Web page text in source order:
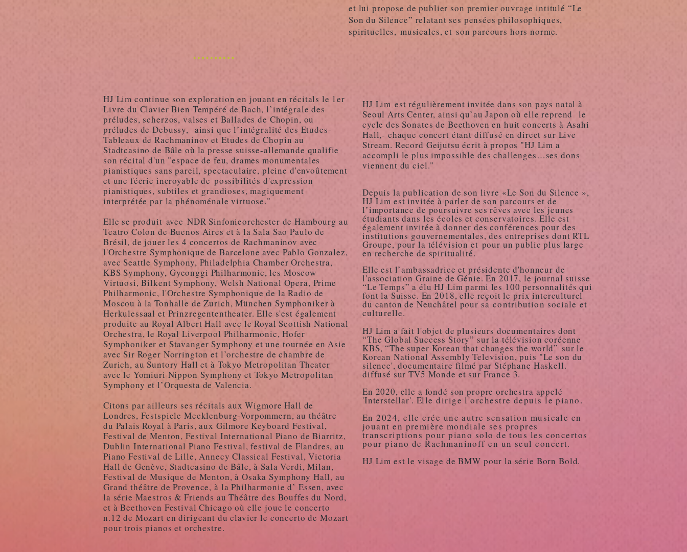
HJ Lim continue son exploration en jouant en récitals le 1er
Livre du Clavier Bien Tempéré de Bach, l’intégrale des
préludes, scherzos, valses et Ballades de Chopin, ou
préludes de Debussy, ainsi que l’intégralité des Etudes-
Tableaux de Rachmaninov et Etudes de Chopin au
Stadtcasino de Bâle où la presse suisse-allemande qualifie
son récital d'un "espace de feu, drames monumentales
pianistiques sans pareil, spectaculaire, pleine d'envoûtement
et une féerie incroyable de possibilités d'expression
pianistiques, subtiles et grandioses, magiquement
interprétée par la phénoménale virtuose."
Elle se produit avec NDR Sinfonieorchester de Hambourg au
Teatro Colon de Buenos Aires et à la Sala Sao Paulo de
Brésil, de jouer les 4 concertos de Rachmaninov avec
l'Orchestre Symphonique de Barcelone avec Pablo Gonzalez,
avec Seattle Symphony, Philadelphia Chamber Orchestra,
KBS Symphony, Gyeonggi Philharmonic, les Moscow
Virtuosi, Bilkent Symphony, Welsh National Opera, Prime
Philharmonic, l'Orchestre Symphonique de la Radio de
Moscou à la Tonhalle de Zurich, München Symphoniker à
Herkulessaal et Prinzregententheater. Elle s'est également
produite au Royal Albert Hall avec le Royal Scottish National
Orchestra, le Royal Liverpool Philharmonic, Hofer
Symphoniker et Stavanger Symphony et une tournée en Asie
avec Sir Roger Norrington et l’orchestre de chambre de
Zurich, au Suntory Hall et à Tokyo Metropolitan Theater
avec le Yomiuri Nippon Symphony et Tokyo Metropolitan
Symphony et l’Orquesta de Valencia.
Citons par ailleurs ses récitals aux Wigmore Hall de
Londres, Festspiele Mecklenburg-Vorpommern, au théâtre
du Palais Royal à Paris, aux Gilmore Keyboard Festival,
Festival de Menton, Festival International Piano de Biarritz,
Dublin International Piano Festival, festival de Flandres, au
Piano Festival de Lille, Annecy Classical Festival, Victoria
Hall de Genève, Stadtcasino de Bâle, à Sala Verdi, Milan,
Festival de Musique de Menton, à Osaka Symphony Hall, au
Grand théâtre de Provence, à la Philharmonie d’ Essen, avec
la série Maestros & Friends au Théâtre des Bouffes du Nord,
et à Beethoven Festival Chicago où elle joue le concerto
n.12 de Mozart en dirigeant du clavier le concerto de Mozart
pour trois pianos et orchestre.
et lui propose de publier son premier ouvrage intitulé “Le
Son du Silence” relatant ses pensées philosophiques,
spirituelles, musicales, et son parcours hors norme.
HJ Lim est régulièrement invitée dans son pays natal à
Seoul Arts Center, ainsi qu’au Japon où elle reprend le
cycle des Sonates de Beethoven en huit concerts à Asahi
Hall,- chaque concert étant diffusé en direct sur Live
Stream. Record Geijutsu écrit à propos "HJ Lim a
accompli le plus impossible des challenges…ses dons
viennent du ciel."
Depuis la publication de son livre «Le Son du Silence »,
HJ Lim est invitée à parler de son parcours et de
l’importance de poursuivre ses rêves avec les jeunes
étudiants dans les écoles et conservatoires. Elle est
également invitée à donner des conférences pour des
institutions gouvernementales, des entreprises dont RTL
Groupe, pour la télévision et pour un public plus large
en recherche de spiritualité.
Elle est l’ambassadrice et présidente d'honneur de
l'association Graine de Génie. En 2017, le journal suisse
“Le Temps” a élu HJ Lim parmi les 100 personnalités qui
font la Suisse. En 2018, elle reçoit le prix interculturel
du canton de Neuchâtel pour sacontribution sociale et
culturelle.
HJ Lim a fait l'objet de plusieurs documentaires dont
“The Global Success Story” sur la télévision coréenne
KBS, “The super Korean that changes the world” sur le
Korean National Assembly Television, puis "Le son du
silence', documentaire filmé par Stéphane Haskell.
diffusé sur TV5 Monde et sur France 3.
En 2020, elle a fondé son propre orchestra appelé
'Interstellar'. Elle dirige l'orchestre depuis le piano.
En 2024, elle crée une autre sensation musicale en
jouant en première mondiale ses propres
transcriptions pour piano solo de tous les concertos
pour piano de Rachmaninoff en un seul concert.
HJ Lim est le visage de BMW pour la série Born Bold.